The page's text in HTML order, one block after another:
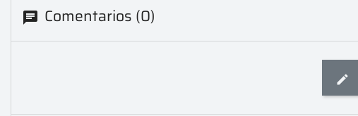
Comentarios (0)